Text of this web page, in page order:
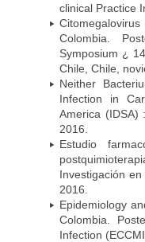
clinical Practice
Colombia.
Symposium ¿
Chile, Chile,
Neither
Infection in
America (IDSA)
2016.
Estudio
Investigación
2016.
Epidemiology
Colombia.
Infection